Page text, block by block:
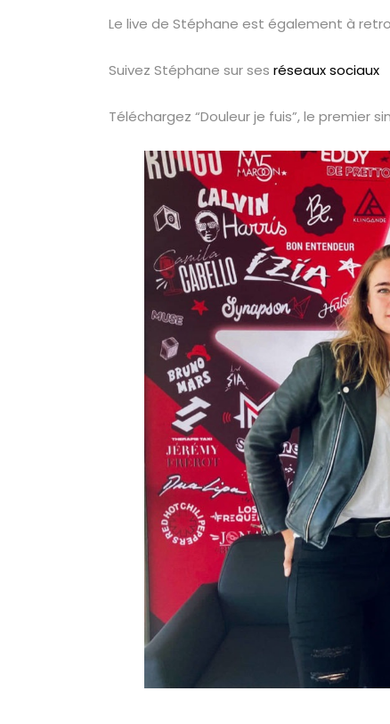
Le live de Stéphane est également à
Suivez Stéphane sur ses réseaux sociaux
Téléchargez “Douleur je fuis”, le premier